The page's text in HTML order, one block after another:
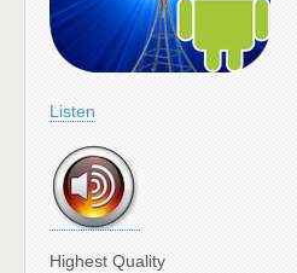
Listen
Highest Quality